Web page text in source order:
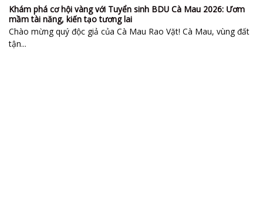
Khám phá cơ hội vàng với Tuyển sinh BDU Cà Mau 2026: Ươm
mầm tài năng, kiến tạo tương lai
Chào mừng quý độc giả của Cà Mau Rao Vặt! Cà Mau, vùng đất
tận...